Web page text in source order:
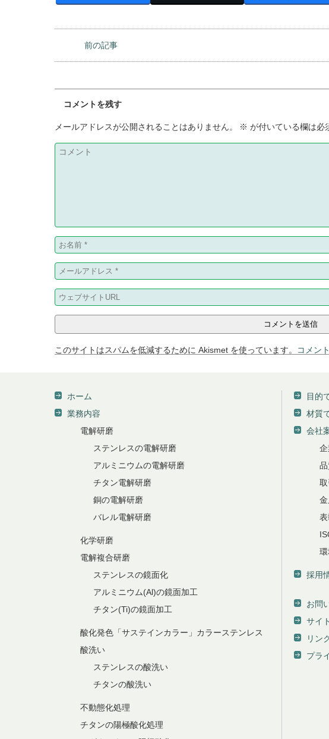
前の記事
コメントを残す
メールアドレスが公開されることはありません。 ※ が付いている欄は必
このサイトはスパムを低減するために Akismet を使っています。 コメン
ホーム
業務内容
電解研磨
ステンレスの電解研磨
アルミニウムの電解研磨
チタン電解研磨
銅の電解研磨
バレル電解研磨
化学研磨
電解複合研磨
ステンレスの鏡面化
アルミニウム(Al)の鏡面加工
チタン(Ti)の鏡面加工
酸化発色「サステインカラー」カラーステンレス
酸洗い
ステンレスの酸洗い
チタンの酸洗い
不動態化処理
チタンの陽極酸化処理
目的
材質
会社
採用
お問
サイ
リン
プラ